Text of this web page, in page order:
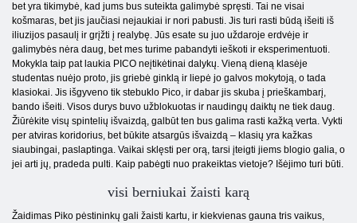
bet yra tikimybė, kad jums bus suteikta galimybė spręsti. Tai ne visai
košmaras, bet jis jaučiasi nejaukiai ir nori pabusti. Jis turi rasti būdą išeiti iš
iliuzijos pasaulį ir grįžti į realybę. Jūs esate su juo uždaroje erdvėje ir
galimybės nėra daug, bet mes turime pabandyti ieškoti ir eksperimentuoti.
Mokykla taip pat laukia PICO neįtikėtinai dalykų. Vieną dieną klasėje
studentas nuėjo proto, jis griebė ginklą ir liepė jo galvos mokytoją, o tada
klasiokai. Jis išgyveno tik stebuklo Pico, ir dabar jis skuba į prieškambarį,
bando išeiti. Visos durys buvo užblokuotas ir naudingų daiktų ne tiek daug.
Žiūrėkite visų spintelių išvaizdą, galbūt ten bus galima rasti kažką verta. Vykti
per atviras koridorius, bet būkite atsargūs išvaizdą – klasių yra kažkas
siaubingai, paslaptinga. Vaikai sklęsti per orą, tarsi įteigti jiems blogio galia, o
jei arti jų, pradeda pulti. Kaip pabėgti nuo prakeiktas vietoje? Išėjimo turi būti.
visi berniukai žaisti karą
Žaidimas Piko pėstininkų gali žaisti kartu, ir kiekvienas gauna tris vaikus,